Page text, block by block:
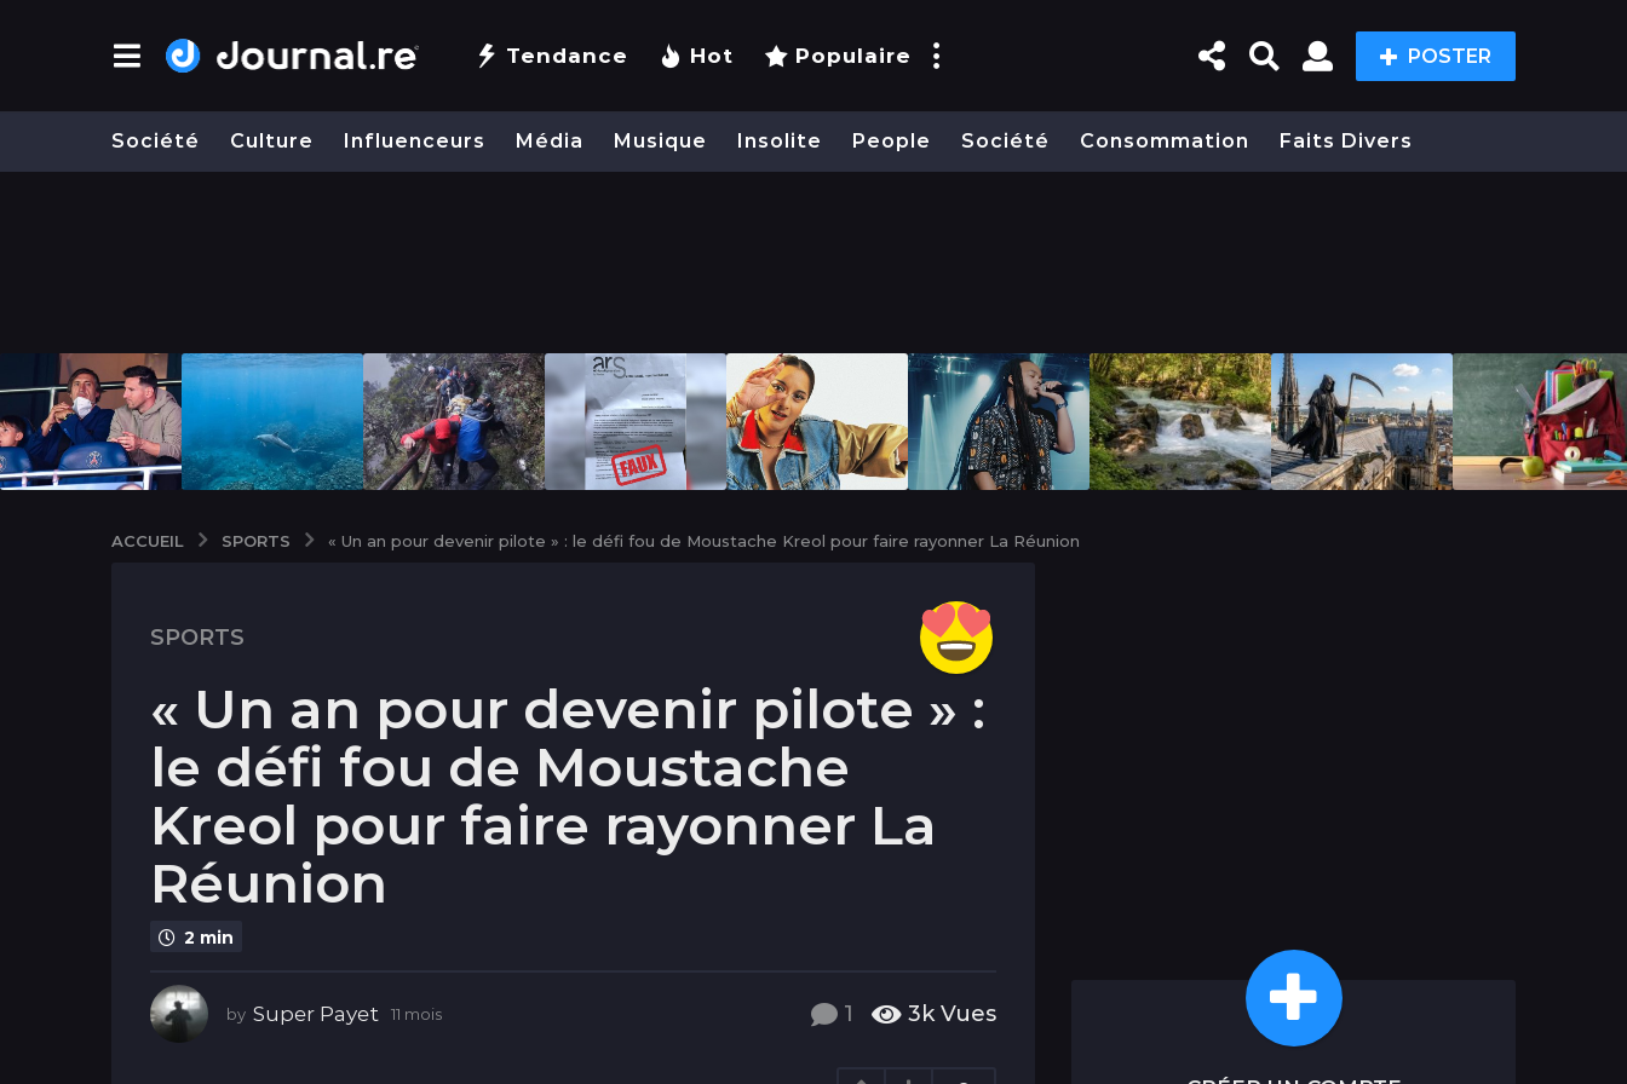
Tendance Hot Populaire POSTER
Société Culture Influenceurs Média Musique Insolite People Société Consommation Faits Divers
ACCUEIL SPORTS « Un an pour devenir pilote » : le défi fou de Moustache Kreol pour faire rayonner La Réunion
1
o
1
m
o
s
SPORTS
« Un an pour devenir pilote » :
le défi fou de Moustache
Kreol pour faire rayonner La
Réunion
2 min
by Super Payet 11 mois 1 3k Vues